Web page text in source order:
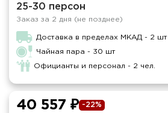
25-30 персон
Заказ за 2 дня (не позднее)
Доставка в пределах МКАД - 2 шт
Чайная пара - 30 шт
Официанты и персонал - 2 чел.
40 557 ₽ -22%